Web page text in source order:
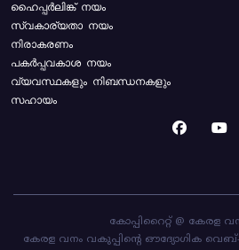
ഹൈപ്പർലിങ്ക് നയം
സ്വകാര്യതാ നയം
നിരാകരണം
പകർപ്പവകാശ നയം
വ്യവസ്ഥകളും നിബന്ധനകളും
സഹായം
കോപ്പിറൈറ്റ് @ കേരള
കേരള വനം വകുപ്പിന്റെ ഔദ്യോഗിക